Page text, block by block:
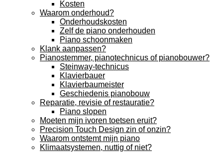
Kosten
Waarom onderhoud?
Onderhoudskosten
Zelf de piano onderhouden
Piano schoonmaken
Klank aanpassen?
Pianostemmer, pianotechnicus of pianobouwer?
Steinway-technicus
Klavierbauer
Klavierbaumeister
Geschiedenis pianobouw
Reparatie, revisie of restauratie?
Piano slopen
Moeten mijn ivoren toetsen eruit?
Precision Touch Design zin of onzin?
Waarom ontstemt mijn piano
Klimaatsystemen, nuttig of niet?